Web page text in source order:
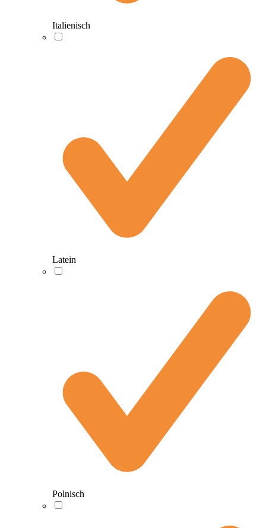
Italienisch
Latein
Polnisch